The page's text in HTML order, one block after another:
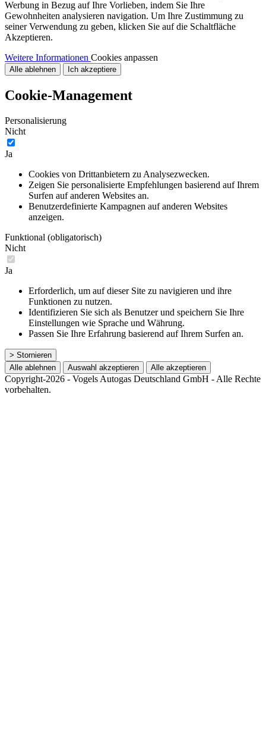
Werbung in Bezug auf Ihre Vorlieben, indem Sie Ihre
Gewohnheiten analysieren navigation. Um Ihre Zustimmung zu
seiner Verwendung zu geben, klicken Sie auf die Schaltfläche
Akzeptieren.
Weitere Informationen Cookies anpassen
Alle ablehnen Ich akzeptiere
Cookie-Management
Personalisierung
Nicht
Ja
Cookies von Drittanbietern zu Analysezwecken.
Zeigen Sie personalisierte Empfehlungen basierend auf Ihrem
Surfen auf anderen Websites an.
Benutzerdefinierte Kampagnen auf anderen Websites
anzeigen.
Funktional (obligatorisch)
Nicht
Ja
Erforderlich, um auf dieser Site zu navigieren und ihre
Funktionen zu nutzen.
Identifizieren Sie sich als Benutzer und speichern Sie Ihre
Einstellungen wie Sprache und Währung.
Passen Sie Ihre Erfahrung basierend auf Ihrem Surfen an.
> Stornieren
Alle ablehnen
Auswahl akzeptieren Alle akzeptieren
Copyright-2026 - Vogels Autogas Deutschland GmbH - Alle Rechte
vorbehalten.